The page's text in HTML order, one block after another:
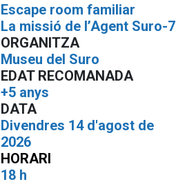
Escape room familiar
La missió de l’Agent Suro-7
ORGANITZA
Museu del Suro
EDAT RECOMANADA
+5 anys
DATA
Divendres 14 d'agost de
2026
HORARI
18 h